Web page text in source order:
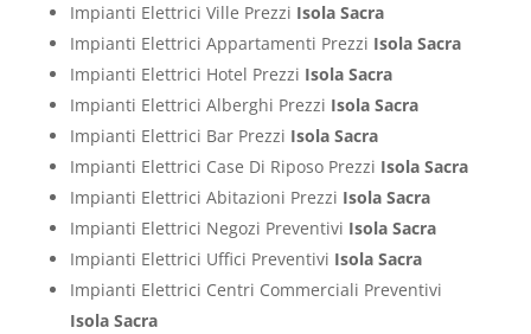
Impianti Elettrici Ville Prezzi Isola Sacra
Impianti Elettrici Appartamenti Prezzi Isola Sacra
Impianti Elettrici Hotel Prezzi Isola Sacra
Impianti Elettrici Alberghi Prezzi Isola Sacra
Impianti Elettrici Bar Prezzi Isola Sacra
Impianti Elettrici Case Di Riposo Prezzi Isola Sacra
Impianti Elettrici Abitazioni Prezzi Isola Sacra
Impianti Elettrici Negozi Preventivi Isola Sacra
Impianti Elettrici Uffici Preventivi Isola Sacra
Impianti Elettrici Centri Commerciali Preventivi
Isola Sacra